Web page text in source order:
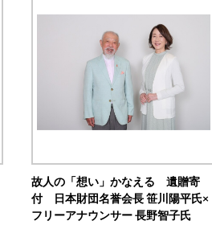
故人の「想い」かなえる 遺贈寄
付 日本財団名誉会長 笹川陽平氏×
フリーアナウンサー 長野智子氏